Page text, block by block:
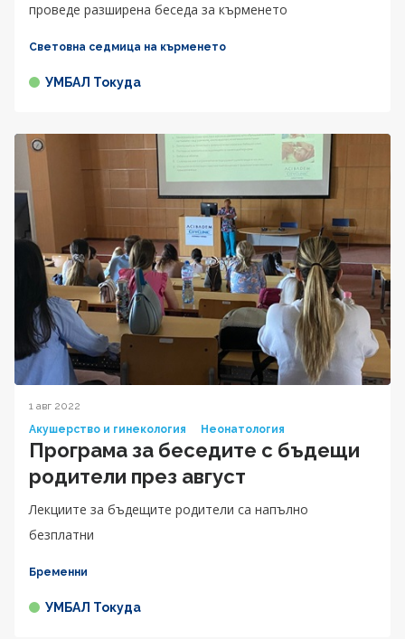
проведе разширена беседа за кърменето
Световна седмица на кърменето
УМБАЛ Токуда
1 авг 2022
Акушерство и гинекология
Неонатология
Програма за беседите с бъдещи
родители през август
Лекциите за бъдещите родители са напълно
безплатни
Бременни
УМБАЛ Токуда